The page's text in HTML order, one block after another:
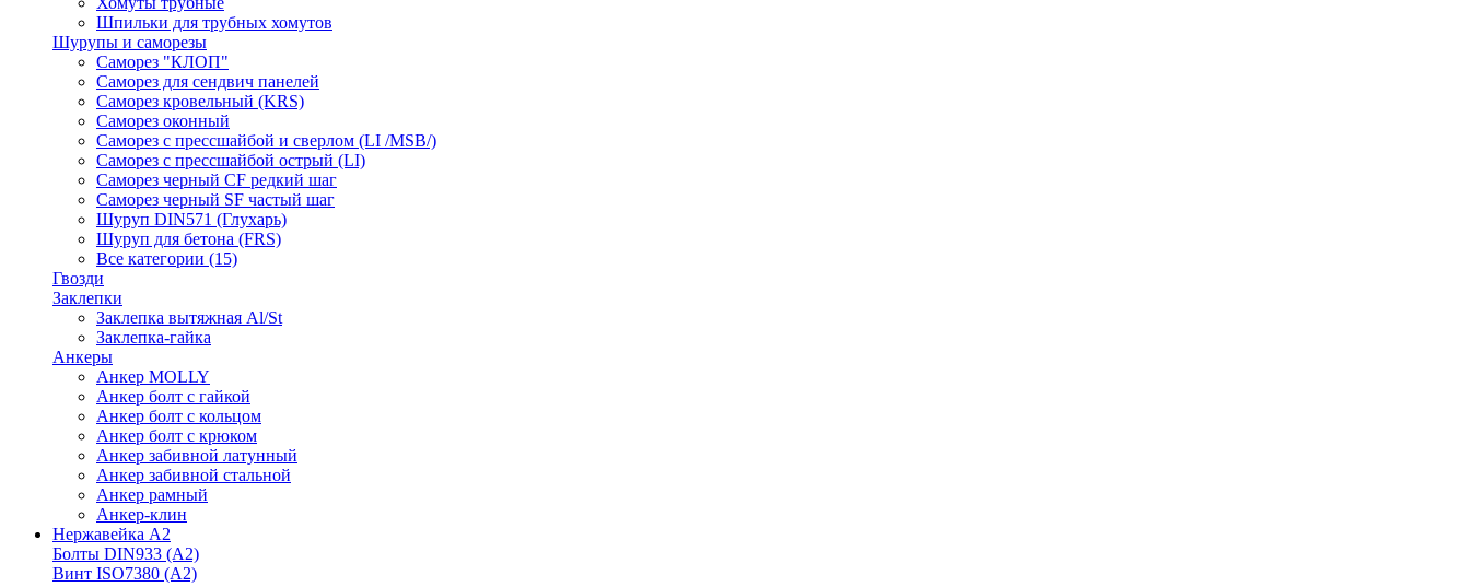
Шпильки для трубных хомутов
Шурупы и саморезы
Саморез "КЛОП"
Саморез для сендвич панелей
Саморез кровельный (KRS)
Саморез оконный
Саморез с прессшайбой и сверлом (LI /MSB/)
Саморез с прессшайбой острый (LI)
Саморез черный CF редкий шаг
Саморез черный SF частый шаг
Шуруп DIN571 (Глухарь)
Шуруп для бетона (FRS)
Все категории (15)
Гвозди
Заклепки
Заклепка вытяжная Al/St
Заклепка-гайка
Анкеры
Анкер MOLLY
Анкер болт с гайкой
Анкер болт с кольцом
Анкер болт с крюком
Анкер забивной латунный
Анкер забивной стальной
Анкер рамный
Анкер-клин
Нержавейка А2
Болты DIN933 (A2)
Винт ISO7380 (A2)